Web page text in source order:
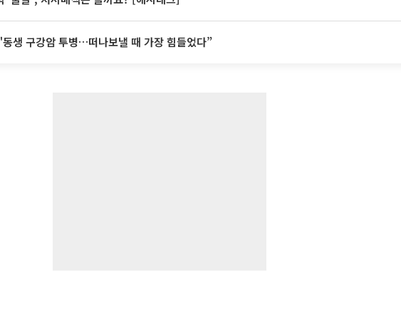
생 구강암 투병…떠나보낼 때 가장 힘들었다”